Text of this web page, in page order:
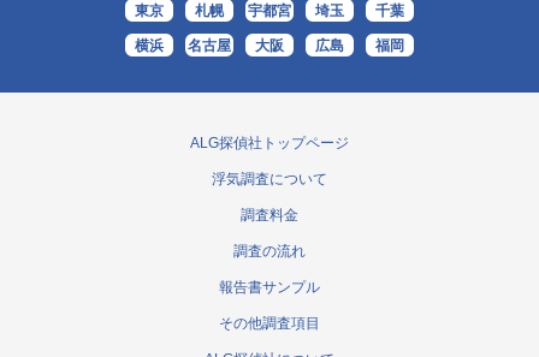
東京 札幌 宇都宮 埼玉 千葉
横浜 名古屋 大阪 広島 福岡
ALG探偵社トップページ
浮気調査について
調査料金
調査の流れ
報告書サンプル
その他調査項目